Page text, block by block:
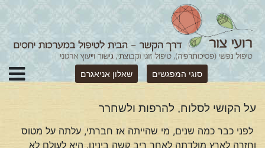
סוגי המפגשים שאלון אניאגרם
על הקושי לסלוח, להרפות ולשחרר
לפני כבר כמה שנים, מי שהייתה אז חברתי, עלתה על מטוס
וחזרה לארץ מולדתה לאחר ריב קשה בינינו. היא לעולם לא